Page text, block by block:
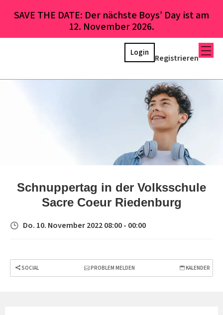
SAVE THE DATE: Der nächste Boys’ Day ist am
12. November 2026.
Registrieren
Login
Schnuppertag in der Volksschule
Sacre Coeur Riedenburg
Do. 10. November 2022 08:00 - 00:00
SOCIAL PROBLEM MELDEN KALENDER